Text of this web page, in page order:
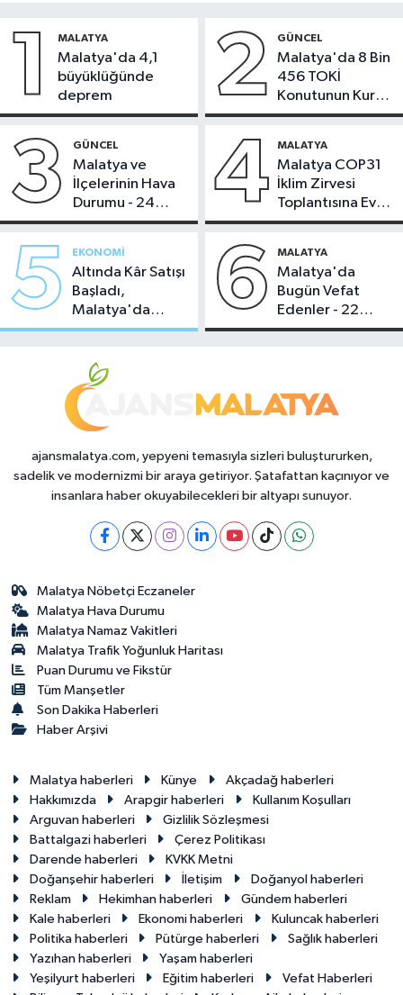
1 MALATYA
Malatya'da 4,1
büyüklüğünde
deprem
2 GÜNCEL
Malatya'da 8 Bin
456 TOKİ
Konutunun Kurası
Bugün Çekiliyor
3 GÜNCEL
Malatya ve
İlçelerinin Hava
Durumu - 24
Temmuz 2026
4 MALATYA
Malatya COP31
İklim Zirvesi
Toplantısına Ev
Sahipliği Yaptı
5 EKONOMI
Altında Kâr Satışı
Başladı,
Malatya'da
Makas Ne
6 MALATYA
Malatya'da
Bugün Vefat
Edenler - 22
Temmuz 2026
ajansmalatya.com, yepyeni temasıyla sizleri buluştururken,
sadelik ve modernizmi bir araya getiriyor. Şatafattan kaçınıyor ve
insanlara haber okuyabilecekleri bir altyapı sunuyor.
Malatya Nöbetçi Eczaneler
Malatya Hava Durumu
Malatya Namaz Vakitleri
Malatya Trafik Yoğunluk Haritası
Puan Durumu ve Fikstür
Tüm Manşetler
Son Dakika Haberleri
Haber Arşivi
Malatya haberleri Künye
Akçadağ haberleri
Hakkımızda
Arapgir haberleri
Kullanım Koşulları
Arguvan haberleri
Gizlilik Sözleşmesi
Battalgazi haberleri
Çerez Politikası
Darende haberleri
KVKK Metni
Doğanşehir haberleri
İletişim
Doğanyol haberleri
Reklam
Hekimhan haberleri
Gündem haberleri
Kale haberleri
Ekonomi haberleri
Kuluncak haberleri
Politika haberleri
Pütürge haberleri
Sağlık haberleri
Yazıhan haberleri
Yaşam haberleri
Yeşilyurt haberleri
Eğitim haberleri
Vefat Haberleri